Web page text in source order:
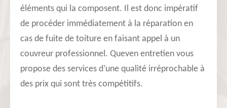
éléments qui la composent. Il est donc impératif
de procéder immédiatement à la réparation en
cas de fuite de toiture en faisant appel à un
couvreur professionnel. Queven entretien vous
propose des services d’une qualité irréprochable à
des prix qui sont très compétitifs.